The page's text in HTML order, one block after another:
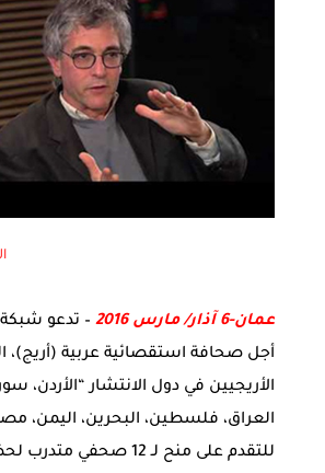
عمان-6 آذار/ مارس 2016
– تدعو شبكة
أجل صحافة استقصائية عربية (أريج)،
الأريجيين في دول الانتشار “الأردن،
العراق، فلسطين، البحرين، اليمن،
للتقدم على منح لـ 12 صحفي